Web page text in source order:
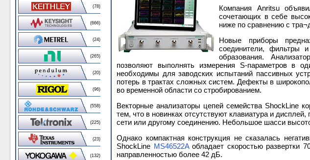
(78)
(666)
(24)
(265)
(20)
(96)
(558)
(225)
(23)
(132)
Компания Anritsu
сочетающих в себе
ниже по сравнению с
Новые приборы
соединители, фильтры
образования.
позволяют выполнять измерения S-параметров в
необходимы для заводских испытаний пассивных
потерь в трактах сложных систем. Дефекты в
во временной области со стробированием.
Векторные анализаторы цепей семейства ShockLine
тем, что в новинках отсутствуют клавиатура и
сети или другому соединению. Небольшое шасси
Однако компактная конструкция не сказалась
ShockLine MS46522Aобладает скоростью развертки
направленностью более 42 дБ.